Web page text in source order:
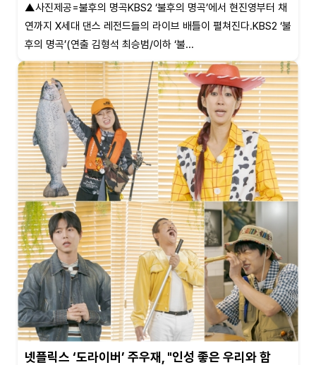
▲사진제공=불후의 명곡KBS2 ‘불후의 명곡’에서 현진영부터 채
연까지 X세대 댄스 레전드들의 라이브 배틀이 펼쳐진다.KBS2 ‘불
후의 명곡’(연출 김형석 최승범/이하 ‘불...
넷플릭스 ‘도라이버’ 주우재, "인성 좋은 우리와 함